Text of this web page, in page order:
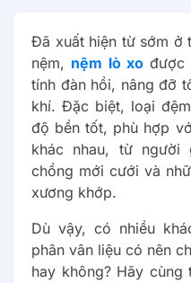
Đã xuất hiện từ sớm ở
nệm, nệm lò xo được
tính đàn hồi, nâng đỡ
khí. Đặc biệt, loại
độ bền tốt, phù hợp
khác nhau, từ
chồng mới cưới và
xương khớp.
Dù vậy, có nhiều
phân vân liệu có nên
hay không? Hãy